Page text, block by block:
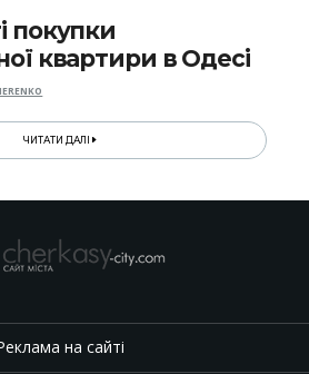
покупки
квартири в Одесі
ЧИТАТИ ДАЛІ
на сайті